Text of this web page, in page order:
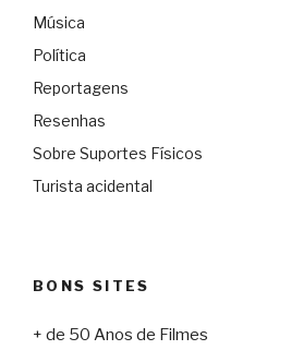
Música
Política
Reportagens
Resenhas
Sobre Suportes Físicos
Turista acidental
BONS SITES
+ de 50 Anos de Filmes